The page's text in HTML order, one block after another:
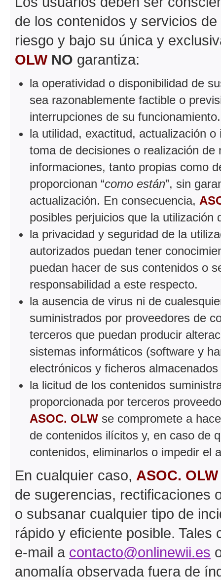
de los contenidos y servicios
riesgo y bajo su única y
OLW NO garantiza:
la operatividad o disponibilidad de
sea razonablemente factible o
interrupciones de su funcionamiento.
la utilidad, exactitud, actualización
toma de decisiones o realización
informaciones, tanto propias como
proporcionan “como están”, sin
actualización. En consecuencia,
posibles perjuicios que la utilización
la privacidad y seguridad de la
autorizados puedan tener
puedan hacer de sus contenidos o
responsabilidad a este respecto.
la ausencia de virus ni de
suministrados por proveedores de
terceros que puedan producir
sistemas informáticos (software y
electrónicos y ficheros
la licitud de los contenidos
proporcionada por terceros
ASOC. OLW se compromete a
de contenidos ilícitos y, en caso de
contenidos, eliminarlos o impedir el
En cualquier caso, ASOC. OLW
de sugerencias, rectificaciones
o subsanar cualquier tipo de
rápido y eficiente posible.
e-mail a contacto@onlinewii.es
anomalía observada fuera de